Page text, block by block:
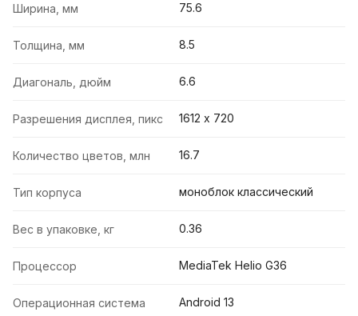
Ширина, мм 75.6
Толщина, мм 8.5
Диагональ, дюйм 6.6
Разрешения дисплея, пикс 1612 х 720
Количество цветов, млн 16.7
Тип корпуса моноблок классический
Вес в упаковке, кг 0.36
Процессор MediaTek Helio G36
Операционная система Android 13